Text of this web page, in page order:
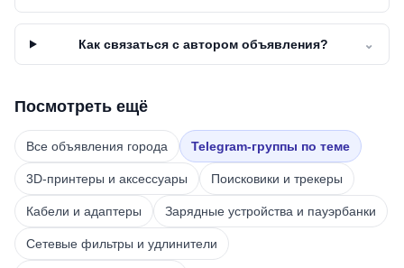
Как связаться с автором объявления? ⌄
Посмотреть ещё
Все объявления города Telegram-группы по теме
3D-принтеры и аксессуары Поисковики и трекеры
Кабели и адаптеры Зарядные устройства и пауэрбанки
Сетевые фильтры и удлинители